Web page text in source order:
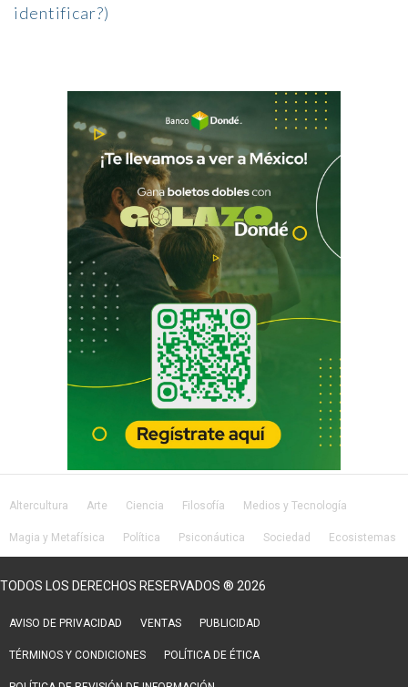
identificar?)
Altercultura Arte Ciencia Filosofía Medios y Tecnología
Magia y Metafísica Política Psiconáutica Sociedad Ecosistemas
TODOS LOS DERECHOS RESERVADOS ® 2026
AVISO DE PRIVACIDAD VENTAS PUBLICIDAD
TÉRMINOS Y CONDICIONES POLÍTICA DE ÉTICA